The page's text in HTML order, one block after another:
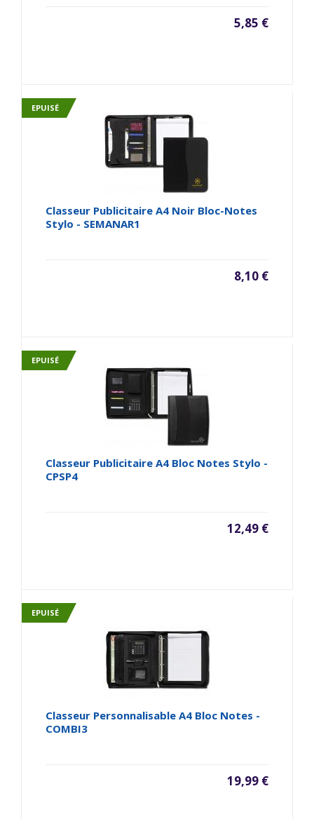
5,85 €
EPUISÉ
Classeur Publicitaire A4 Noir Bloc-Notes
Stylo - SEMANAR1
8,10 €
EPUISÉ
Classeur Publicitaire A4 Bloc Notes Stylo -
CPSP4
12,49 €
EPUISÉ
Classeur Personnalisable A4 Bloc Notes -
COMBI3
19,99 €